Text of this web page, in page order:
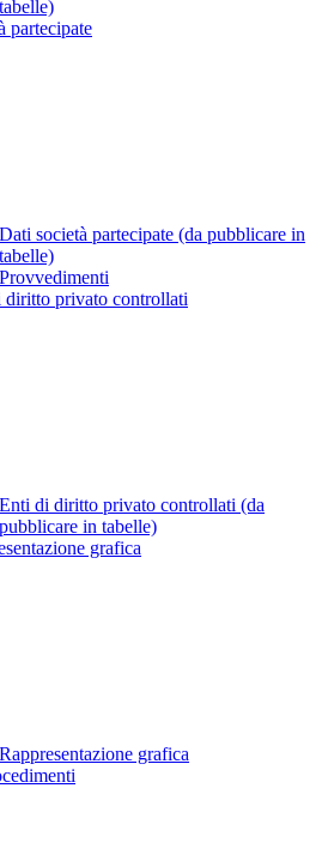
tabelle)
partecipate
Dati società partecipate (da pubblicare in
tabelle)
Provvedimenti
diritto privato controllati
Enti di diritto privato controllati (da
pubblicare in tabelle)
grafica
Rappresentazione grafica